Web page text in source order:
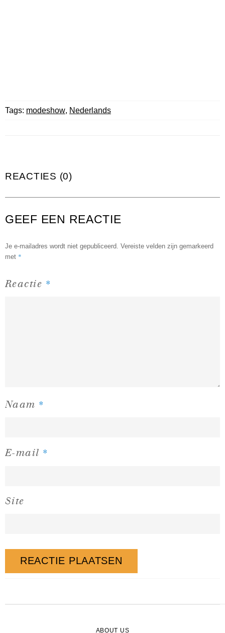
Tags: modeshow, Nederlands
REACTIES (0)
GEEF EEN REACTIE
Je e-mailadres wordt niet gepubliceerd. Vereiste velden zijn gemarkeerd
met *
Reactie *
Naam *
E-mail *
Site
ABOUT US